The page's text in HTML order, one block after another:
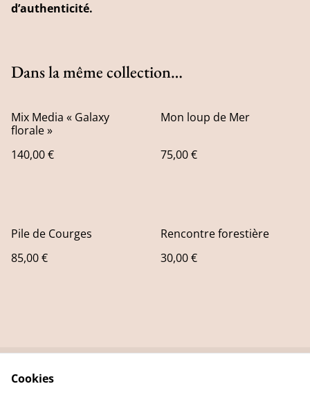
d’authenticité.
Dans la même collection…
Mix Media « Galaxy
florale »
140,00 €
Mon loup de Mer
75,00 €
Pile de Courges
85,00 €
Rencontre forestière
30,00 €
Cookies